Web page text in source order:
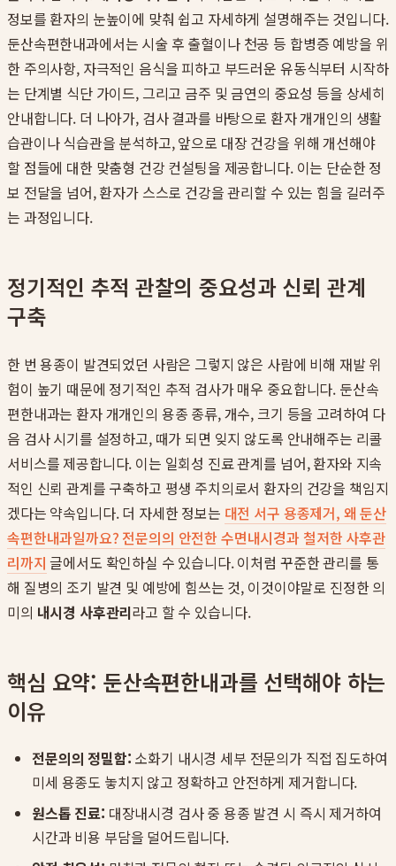
정보를 환자의 눈높이에 맞춰 쉽고 자세하게 설명해주는 것입니다.
둔산속편한내과에서는 시술 후 출혈이나 천공 등 합병증 예방을 위
한 주의사항, 자극적인 음식을 피하고 부드러운 유동식부터 시작하
는 단계별 식단 가이드, 그리고 금주 및 금연의 중요성 등을 상세히
안내합니다. 더 나아가, 검사 결과를 바탕으로 환자 개개인의 생활
습관이나 식습관을 분석하고, 앞으로 대장 건강을 위해 개선해야
할 점들에 대한 맞춤형 건강 컨설팅을 제공합니다. 이는 단순한 정
보 전달을 넘어, 환자가 스스로 건강을 관리할 수 있는 힘을 길러주
는 과정입니다.
정기적인 추적 관찰의 중요성과 신뢰 관계
구축
한 번 용종이 발견되었던 사람은 그렇지 않은 사람에 비해 재발 위
험이 높기 때문에 정기적인 추적 검사가 매우 중요합니다. 둔산속
편한내과는 환자 개개인의 용종 종류, 개수, 크기 등을 고려하여 다
음 검사 시기를 설정하고, 때가 되면 잊지 않도록 안내해주는 리콜
서비스를 제공합니다. 이는 일회성 진료 관계를 넘어, 환자와 지속
적인 신뢰 관계를 구축하고 평생 주치의로서 환자의 건강을 책임지
겠다는 약속입니다. 더 자세한 정보는 대전 서구 용종제거, 왜 둔산
속편한내과일까요? 전문의의 안전한 수면내시경과 철저한 사후관
리까지 글에서도 확인하실 수 있습니다. 이처럼 꾸준한 관리를 통
해 질병의 조기 발견 및 예방에 힘쓰는 것, 이것이야말로 진정한 의
미의 내시경 사후관리라고 할 수 있습니다.
핵심 요약: 둔산속편한내과를 선택해야 하는
이유
전문의의 정밀함: 소화기 내시경 세부 전문의가 직접 집도하여
미세 용종도 놓치지 않고 정확하고 안전하게 제거합니다.
원스톱 진료: 대장내시경 검사 중 용종 발견 시 즉시 제거하여
시간과 비용 부담을 덜어드립니다.